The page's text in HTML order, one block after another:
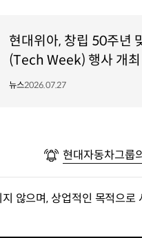
현대위아, 창립 50주년
(Tech Week) 행사 개최
뉴스2026.07.27
현대자동차그룹
않으며, 상업적인 목적으로